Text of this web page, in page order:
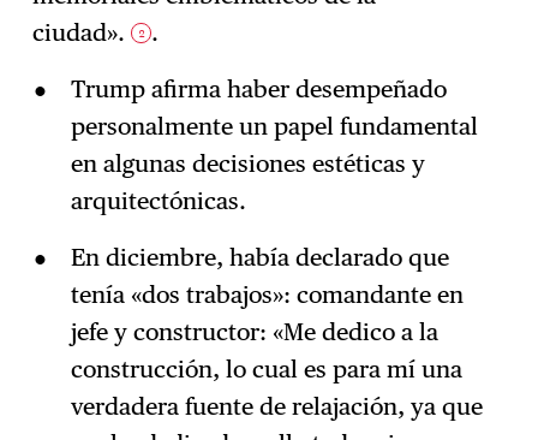
ciudad». 2 .
Trump afirma haber desempeñado
personalmente un papel fundamental
en algunas decisiones estéticas y
arquitectónicas.
En diciembre, había declarado que
tenía «dos trabajos»: comandante en
jefe y constructor: «Me dedico a la
construcción, lo cual es para mí una
verdadera fuente de relajación, ya que